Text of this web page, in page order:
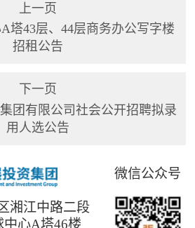
上一页
塔43层、44层商务办公写字楼
招租公告
下一页
团有限公司社会公开招聘拟录
用人选公告
湘江中路二段
中心A塔46楼
微信公众号